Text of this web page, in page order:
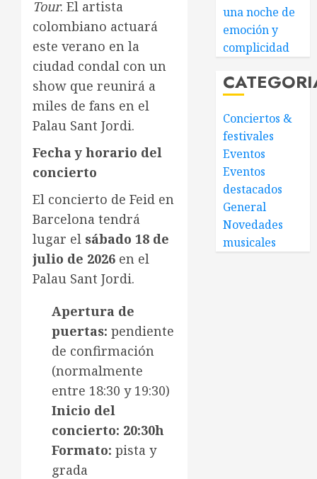
Tour. El artista
colombiano actuará
este verano en la
ciudad condal con un
show que reunirá a
miles de fans en el
Palau Sant Jordi.
Fecha y horario del
concierto
El concierto de Feid en
Barcelona tendrá
lugar el sábado 18 de
julio de 2026 en el
Palau Sant Jordi.
Apertura de
puertas: pendiente
de confirmación
(normalmente
entre 18:30 y 19:30)
Inicio del
concierto: 20:30h
Formato: pista y
grada
una noche de
emoción y
complicidad
Conciertos &
festivales
Eventos
Eventos
destacados
General
Novedades
musicales